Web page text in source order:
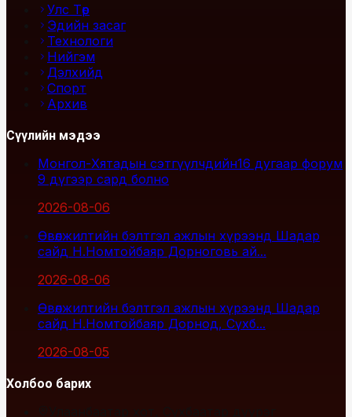
Улс Төр
Эдийн засаг
Технологи
Нийгэм
Дэлхийд
Спорт
Архив
Сүүлийн мэдээ
Монгол-Хятадын сэтгүүлчдийн16 дугаар форум
9 дүгээр сард болно
2026-08-06
Өвөлжилтийн бэлтгэл ажлын хүрээнд Шадар
сайд Н.Номтойбаяр Дорноговь ай...
2026-08-06
Өвөлжилтийн бэлтгэл ажлын хүрээнд Шадар
сайд Н.Номтойбаяр Дорнод, Сүхб...
2026-08-05
Холбоо барих